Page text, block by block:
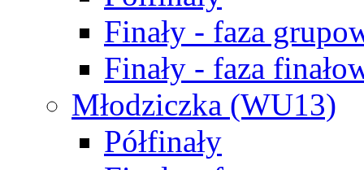
Finały - faza
Finały - faza
Młodziczka (WU13)
Półfinały